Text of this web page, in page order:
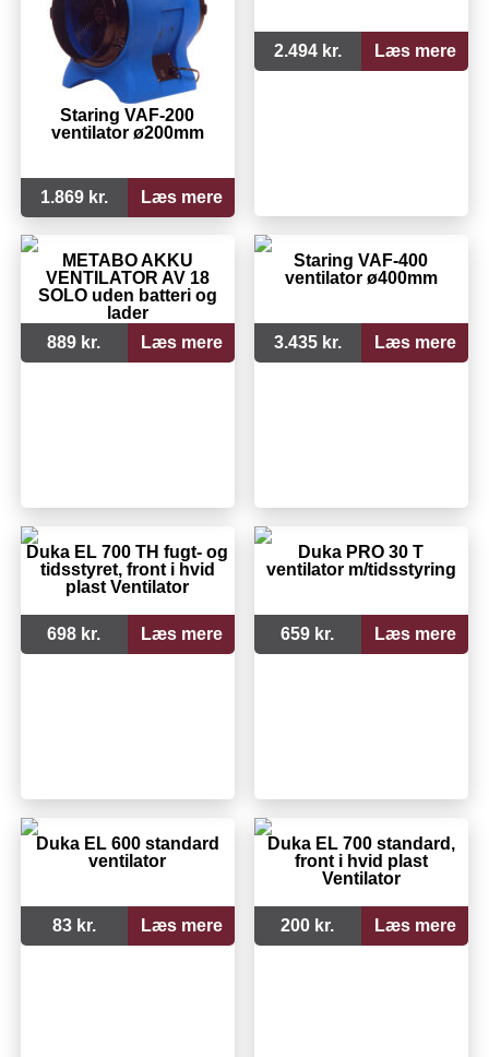
Staring VAF-200
ventilator ø200mm
1.869 kr. Læs mere
2.494 kr. Læs mere
METABO AKKU
VENTILATOR AV 18
SOLO uden batteri og
lader
889 kr.
Læs mere
Staring VAF-400
ventilator ø400mm
3.435 kr. Læs mere
Duka EL 700 TH fugt- og
tidsstyret, front i hvid
plast Ventilator
698 kr. Læs mere
Duka PRO 30 T
ventilator m/tidsstyring
659 kr. Læs mere
Duka EL 600 standard
ventilator
83 kr. Læs mere
Duka EL 700 standard,
front i hvid plast
Ventilator
200 kr. Læs mere